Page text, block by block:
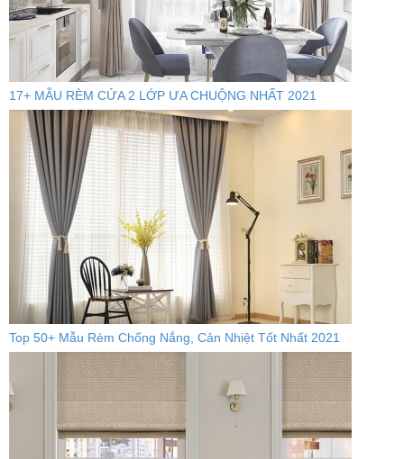
17+ MẪU RÈM CỬA 2 LỚP ƯA CHUỘNG NHẤT 2021
Top 50+ Mẫu Rèm Chống Nắng, Cản Nhiệt Tốt Nhất 2021